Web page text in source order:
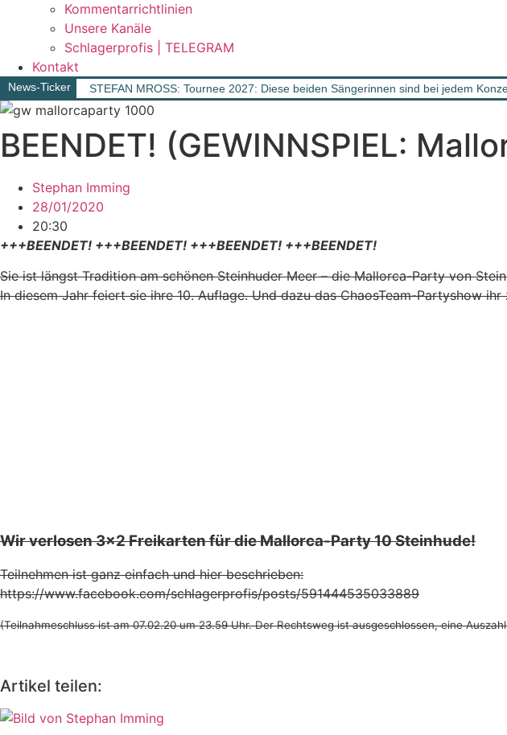
Kommentarrichtlinien
Unsere Kanäle
Schlagerprofis | TELEGRAM
Kontakt
News-Ticker STEFAN MROSS: Tournee 2027: Diese beiden Sängerinnen sind bei jedem
BEENDET! (GEWINNSPIEL:
Stephan Imming
28/01/2020
20:30
+++BEENDET! +++BEENDET! +++BEENDET! +++BEENDET!
Sie ist längst Tradition am schönen Steinhuder Meer – die Mallorca-Party von
In diesem Jahr feiert sie ihre 10. Auflage. Und dazu das ChaosTeam-Partyshow
Wir verlosen 3×2 Freikarten für die Mallorca-Party 10 Steinhude!
Teilnehmen ist ganz einfach und hier beschrieben:
https://www.facebook.com/schlagerprofis/posts/591444535033889
(Teilnahmeschluss ist am 07.02.20 um 23.59 Uhr. Der Rechtsweg ist ausgeschlossen, eine
Artikel teilen: